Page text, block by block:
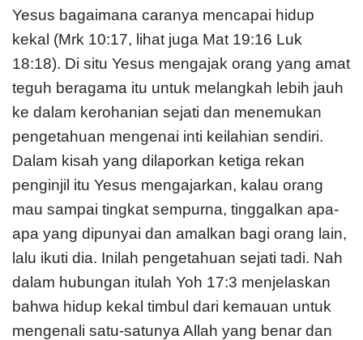
Yesus bagaimana caranya mencapai hidup
kekal (Mrk 10:17, lihat juga Mat 19:16 Luk
18:18). Di situ Yesus mengajak orang yang amat
teguh beragama itu untuk melangkah lebih jauh
ke dalam kerohanian sejati dan menemukan
pengetahuan mengenai inti keilahian sendiri.
Dalam kisah yang dilaporkan ketiga rekan
penginjil itu Yesus mengajarkan, kalau orang
mau sampai tingkat sempurna, tinggalkan apa-
apa yang dipunyai dan amalkan bagi orang lain,
lalu ikuti dia. Inilah pengetahuan sejati tadi. Nah
dalam hubungan itulah Yoh 17:3 menjelaskan
bahwa hidup kekal timbul dari kemauan untuk
mengenali satu-satunya Allah yang benar dan